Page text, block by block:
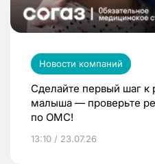
Новости компаний
Сделайте первый шаг
малыша — проверьте
по ОМС!
13:10 / 23.07.26